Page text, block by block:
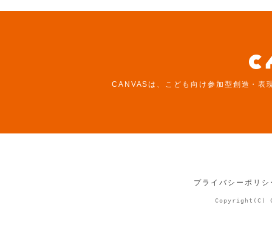
CANVASは、こども向け参加型創造・表
プライバシーポリ
Copyright(C)